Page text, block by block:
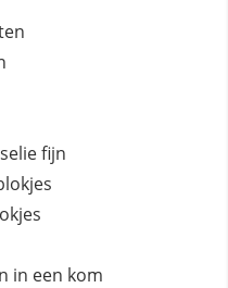
fijn
in een kom